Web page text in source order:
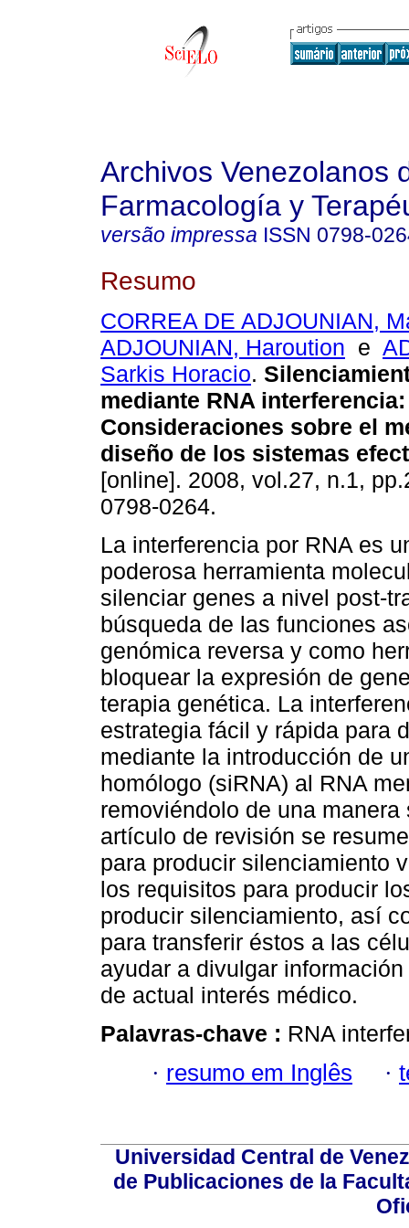
Archivos Venezolanos
Farmacología y
versão impressa ISSN 0798-
Resumo
CORREA DE ADJOUNIAN,
ADJOUNIAN, Haroution e
Sarkis Horacio.
mediante RNA interferencia:
Consideraciones sobre el
diseño de los sistemas
[online]. 2008, vol.27, n.1,
0798-0264.
La interferencia por RNA es
poderosa herramienta
silenciar genes a nivel post-
búsqueda de las funciones
genómica reversa y como
bloquear la expresión de
terapia genética. La
estrategia fácil y rápida para
mediante la introducción de
homólogo (siRNA) al RNA
removiéndolo de una
artículo de revisión se
para producir silenciamiento
los requisitos para producir
producir silenciamiento, así
para transferir éstos a las
ayudar a divulgar
de actual interés médico.
Palavras-chave : RNA
· resumo em Inglês ·
Universidad Central de
de Publicaciones de la